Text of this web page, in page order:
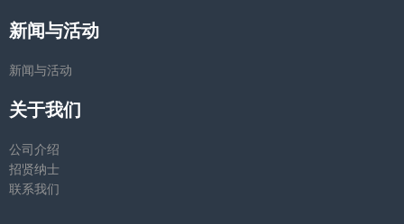
新闻与活动
新闻与活动
关于我们
公司介绍
招贤纳士
联系我们